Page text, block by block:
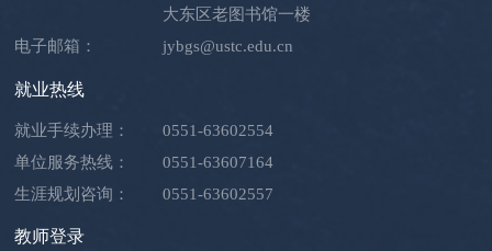
大东区老图书馆一楼
电子邮箱：
jybgs@ustc.edu.cn
就业热线
就业手续办理：
0551-63602554
单位服务热线：
0551-63607164
生涯规划咨询：
0551-63602557
教师登录